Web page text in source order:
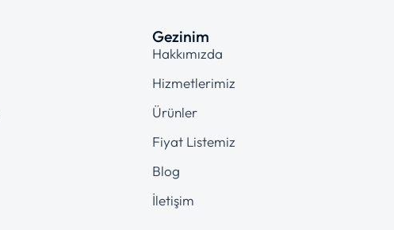
Gezinim
Hakkımızda
Hizmetlerimiz
Ürünler
Fiyat Listemiz
Blog
İletişim